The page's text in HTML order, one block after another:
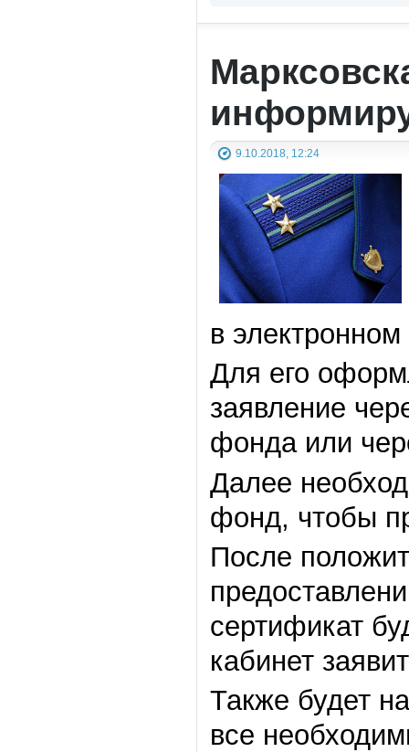
9.10.2018, 12:24
в
Для его
заявление
фонда или
Далее
фонд, чтобы
После
сертификат
кабинет
Также будет
все